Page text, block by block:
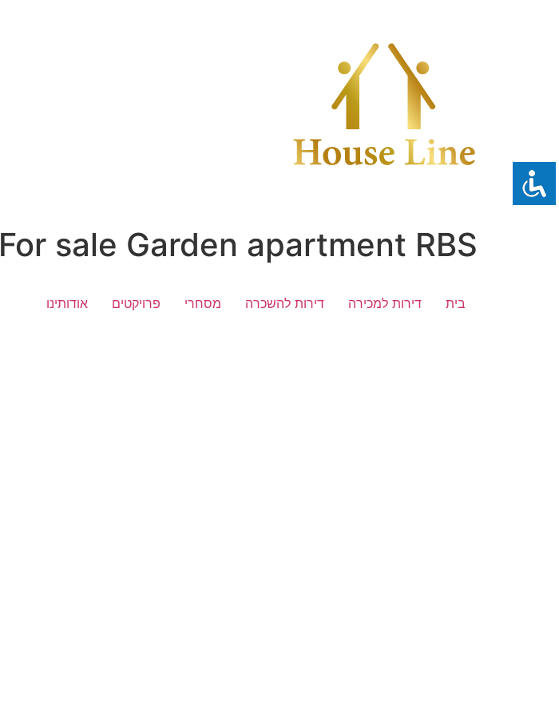
For sale Garden apartment RBS
בית דירות למכירה דירות להשכרה מסחרי פרויקטים אודותינו